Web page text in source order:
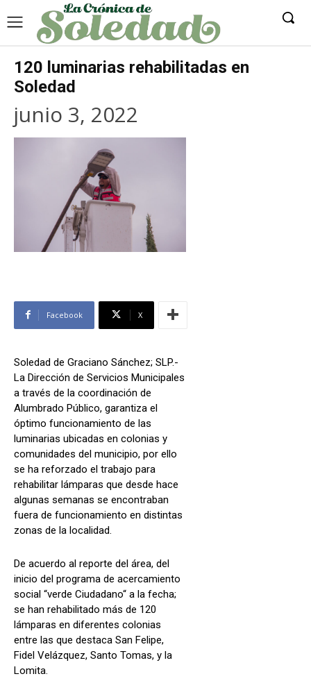
120 luminarias rehabilitadas en
Soledad
junio 3, 2022
Facebook X
Soledad de Graciano Sánchez; SLP.-
La Dirección de Servicios Municipales
a través de la coordinación de
Alumbrado Público, garantiza el
óptimo funcionamiento de las
luminarias ubicadas en colonias y
comunidades del municipio, por ello
se ha reforzado el trabajo para
rehabilitar lámparas que desde hace
algunas semanas se encontraban
fuera de funcionamiento en distintas
zonas de la localidad.
De acuerdo al reporte del área, del
inicio del programa de acercamiento
social “verde Ciudadano“ a la fecha;
se han rehabilitado más de 120
lámparas en diferentes colonias
entre las que destaca San Felipe,
Fidel Velázquez, Santo Tomas, y la
Lomita.